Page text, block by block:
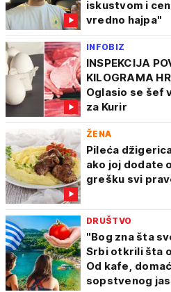
iskustvom i
vredno hajpa"
INFOBIZ
INSPEKCIJA
KILOGRAMA
Oglasio se šef
za Kurir
ŽENA
Pileća
ako joj dodate
grešku svi
DRUŠTVO
"Bog zna šta
Srbi otkrili šta
Od kafe,
sopstvenog